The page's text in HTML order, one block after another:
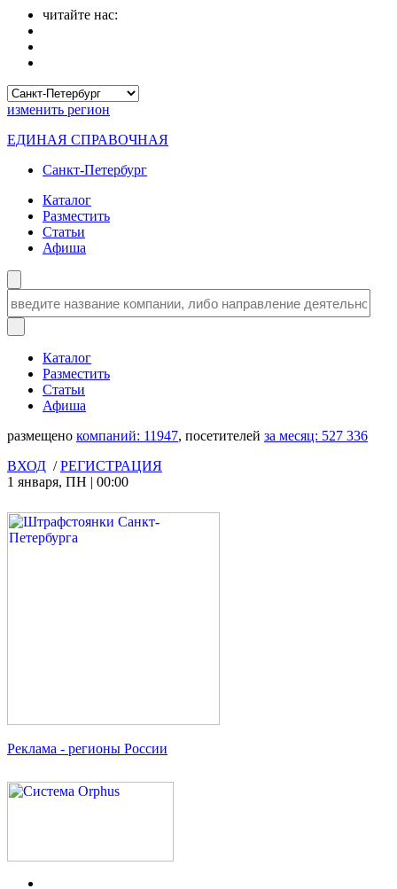
читайте нас:
изменить регион
ЕДИНАЯ СПРАВОЧНАЯ
Санкт-Петербург
Каталог
Разместить
Статьи
Афиша
Каталог
Разместить
Статьи
Афиша
размещено компаний: 11947, посетителей за месяц: 527 336
ВХОД /РЕГИСТРАЦИЯ
1 января, ПН | 00:00
Реклама - регионы России